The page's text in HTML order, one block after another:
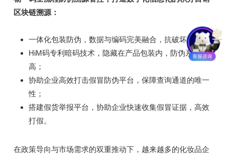
区块链溯源：
一体化包装防伪，数据与编码完美融合，抗破坏性强；
HiM码专利暗码技术，隐藏在产品包装内，防伪系数
高；
协助企业高效打击假冒防伪平台，保障查询通道的唯一
性；
搭建假货举报平台，协助企业快速收集假冒证据，高效
打假。
在政策导向与市场需求的双重推动下，越来越多的化妆品企